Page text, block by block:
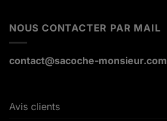
NOUS CONTACTER PAR MAIL
contact@sacoche-monsieur.com
Avis clients